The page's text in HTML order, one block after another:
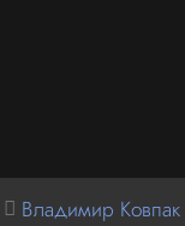
Владимир Ковпак